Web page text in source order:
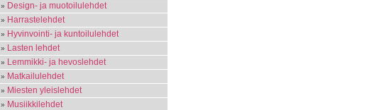
Design- ja muotoilulehdet
Harrastelehdet
Hyvinvointi- ja kuntoilulehdet
Lasten lehdet
Lemmikki- ja hevoslehdet
Matkailulehdet
Miesten yleislehdet
Musiikkilehdet